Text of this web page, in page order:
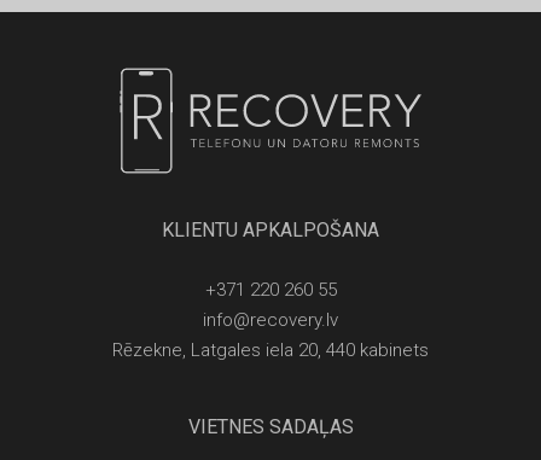
KLIENTU APKALPOŠANA
+371 220 260 55
info@recovery.lv
Rēzekne, Latgales iela 20, 440 kabinets
VIETNES SADAĻAS